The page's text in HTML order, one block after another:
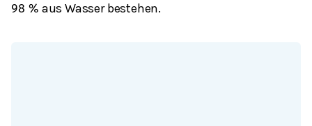
98 % aus Wasser bestehen.